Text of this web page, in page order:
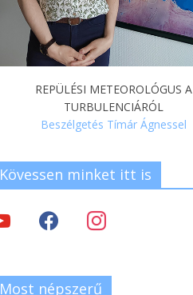
REPÜLÉSI METEOROLÓGUS A
TURBULENCIÁRÓL
Beszélgetés Tímár Ágnessel
Kövessen minket itt is
Most népszerű